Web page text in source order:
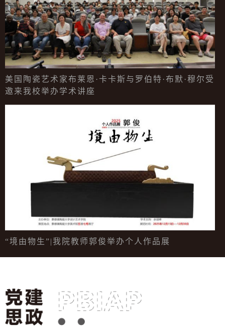
美国陶瓷艺术家布莱恩·卡卡斯与罗伯特·布默·穆尔受
邀来我校举办学术讲座
“境由物生”|我院教师郭俊举办个人作品展